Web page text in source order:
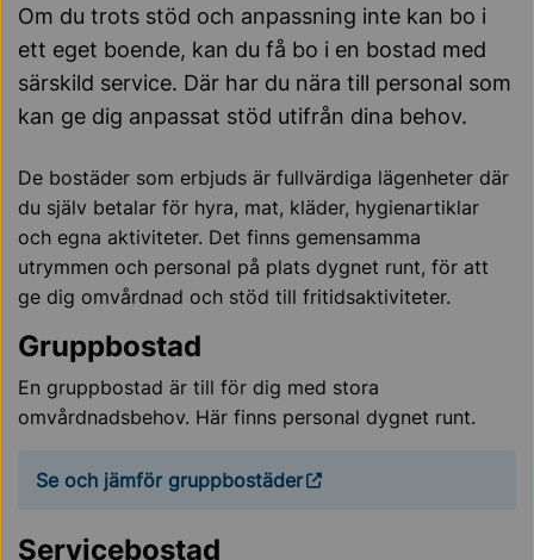
Om du trots stöd och anpassning inte kan bo i
ett eget boende, kan du få bo i en bostad med
särskild service. Där har du nära till personal som
kan ge dig anpassat stöd utifrån dina behov.
De bostäder som erbjuds är fullvärdiga lägenheter där
du själv betalar för hyra, mat, kläder, hygienartiklar
och egna aktiviteter. Det finns gemensamma
utrymmen och personal på plats dygnet runt, för att
ge dig omvårdnad och stöd till fritidsaktiviteter.
Gruppbostad
En gruppbostad är till för dig med stora
omvårdnadsbehov. Här finns personal dygnet runt.
Se och jämför gruppbostäder
Servicebostad